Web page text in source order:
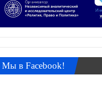
Мы в Facebook!